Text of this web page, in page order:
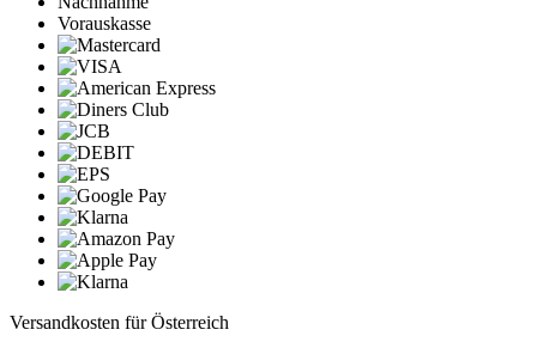
Vorauskasse
Versandkosten für Österreich